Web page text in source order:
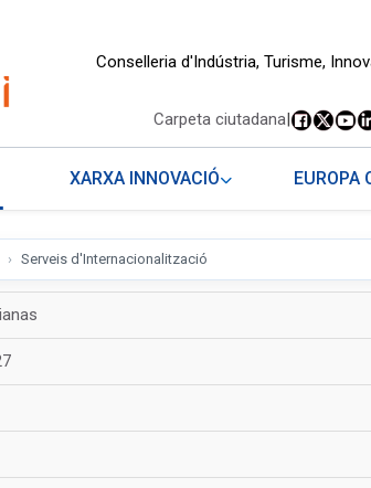
Conselleria d'Indústria, Turisme,
Carpeta ciutadana|
XARXA INNOVACIÓ EUROPA
Serveis d'Internacionalització